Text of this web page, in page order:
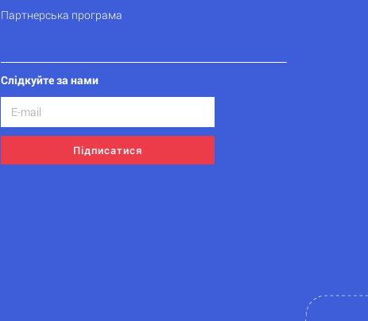
Партнерська програма
Слідкуйте за нами
Підписатися